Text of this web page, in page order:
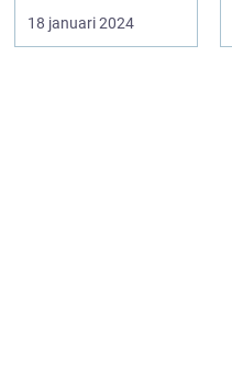
som det
vetenskapligt kall...
18 januari 2024